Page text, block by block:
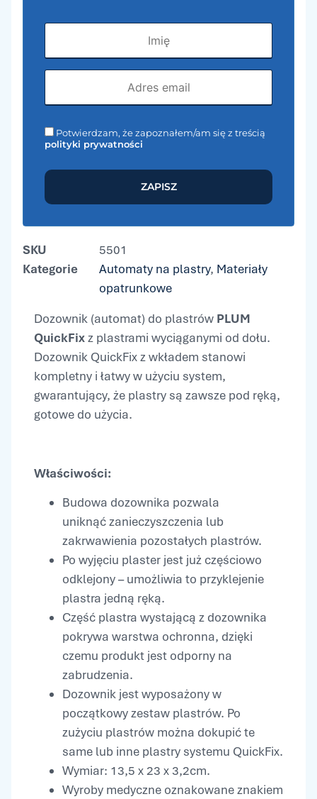
Dozownik (automat) do plastrów PLUM
QuickFixz plastrami wyciąganymi od dołu.
Dozownik QuickFix z wkładem stanowi
kompletny i łatwy w użyciu system,
gwarantujący, że plastry są zawsze pod ręką,
gotowe do użycia.
Właściwości:
Budowa dozownika pozwala
uniknąć zanieczyszczenia lub
zakrwawienia pozostałych plastrów.
Po wyjęciu plaster jest już częściowo
odklejony – umożliwia to przyklejenie
plastra jedną ręką.
Część plastra wystającą z dozownika
pokrywa warstwa ochronna, dzięki
czemu produkt jest odporny na
zabrudzenia.
Dozownik jest wyposażony w
początkowy zestaw plastrów. Po
zużyciu plastrów można dokupić te
same lub inne plastry systemu QuickFix.
Wymiar: 13,5 x 23 x 3,2cm.
Wyroby medyczne oznakowane znakiem
Potwierdzam, że zapoznałem/am się z treścią
polityki prywatności
ZAPISZ
SKU
5501
Kategorie
Automaty na plastry, Materiały
opatrunkowe